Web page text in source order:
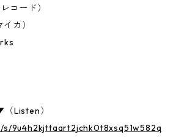
コード）
カ）
Listen）
9u4h2kjttaart2jchk0t8xsq51w582q